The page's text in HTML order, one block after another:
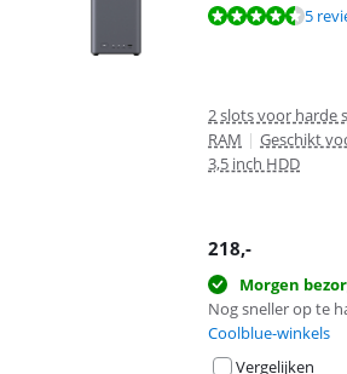
Beoordeling is 9,0 van de 10, gebaseerd op 5
5
2 slots voor harde
RAM | Geschikt
3,5 inch HDD
218,-
Morgen
Nog sneller op te
Coolblue-winkels
Vergelijken